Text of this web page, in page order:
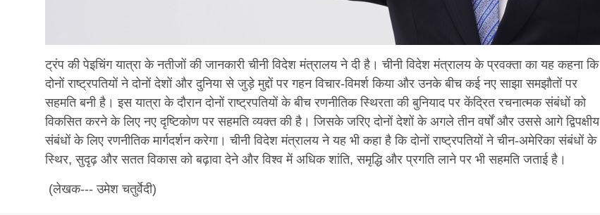
ट्रंप की पेइचिंग यात्रा के नतीजों की जानकारी चीनी विदेश मंत्रालय ने दी है। चीनी विदेश मंत्रालय के प्रवक्ता का यह कहना कि
दोनों राष्ट्रपतियों ने दोनों देशों और दुनिया से जुड़े मुद्दों पर गहन विचार-विमर्श किया और उनके बीच कई नए साझा समझौतों पर
सहमति बनी है। इस यात्रा के दौरान दोनों राष्ट्रपतियों के बीच रणनीतिक स्थिरता की बुनियाद पर केंद्रित रचनात्मक संबंधों को
विकसित करने के लिए नए दृष्टिकोण पर सहमति व्यक्त की है। जिसके जरिए दोनों देशों के अगले तीन वर्षों और उससे आगे द्विपक्षीय
संबंधों के लिए रणनीतिक मार्गदर्शन करेगा। चीनी विदेश मंत्रालय ने यह भी कहा है कि दोनों राष्ट्रपतियों ने चीन-अमेरिका संबंधों के
स्थिर, सुदृढ़ और सतत विकास को बढ़ावा देने और विश्व में अधिक शांति, समृद्धि और प्रगति लाने पर भी सहमति जताई है।
(लेखक--- उमेश चतुर्वेदी)